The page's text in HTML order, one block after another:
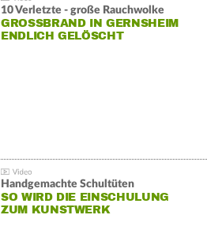
10 Verletzte - große Rauchwolke
GROSSBRAND IN GERNSHEIM E
NDLICH GELÖSCHT
Handgemachte Schultüten
SO WIRD DIE EINSCHULUNG
ZUM KUNSTWERK